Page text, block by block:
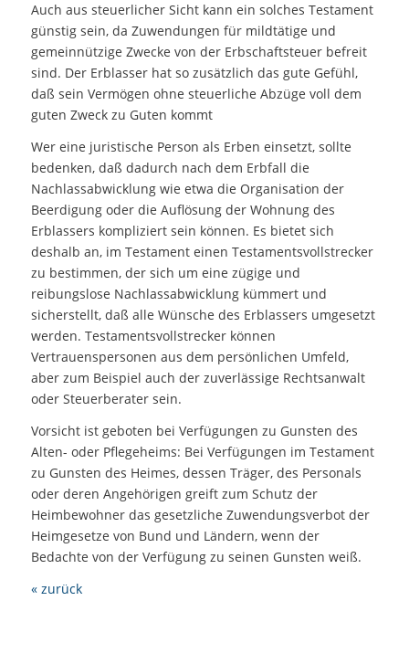
Auch aus steuerlicher Sicht kann ein solches Testament
günstig sein, da Zuwendungen für mildtätige und
gemeinnützige Zwecke von der Erbschaftsteuer befreit
sind. Der Erblasser hat so zusätzlich das gute Gefühl,
daß sein Vermögen ohne steuerliche Abzüge voll dem
guten Zweck zu Guten kommt
Wer eine juristische Person als Erben einsetzt, sollte
bedenken, daß dadurch nach dem Erbfall die
Nachlassabwicklung wie etwa die Organisation der
Beerdigung oder die Auflösung der Wohnung des
Erblassers kompliziert sein können. Es bietet sich
deshalb an, im Testament einen Testamentsvollstrecker
zu bestimmen, der sich um eine zügige und
reibungslose Nachlassabwicklung kümmert und
sicherstellt, daß alle Wünsche des Erblassers umgesetzt
werden. Testamentsvollstrecker können
Vertrauenspersonen aus dem persönlichen Umfeld,
aber zum Beispiel auch der zuverlässige Rechtsanwalt
oder Steuerberater sein.
Vorsicht ist geboten bei Verfügungen zu Gunsten des
Alten- oder Pflegeheims: Bei Verfügungen im Testament
zu Gunsten des Heimes, dessen Träger, des Personals
oder deren Angehörigen greift zum Schutz der
Heimbewohner das gesetzliche Zuwendungsverbot der
Heimgesetze von Bund und Ländern, wenn der
Bedachte von der Verfügung zu seinen Gunsten weiß.
« zurück